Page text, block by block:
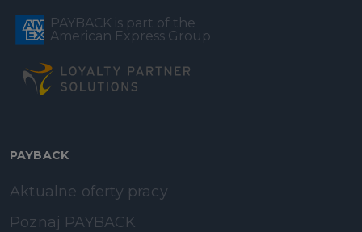
PAYBACK is part of the
American Express Group
PAYBACK
Aktualne oferty pracy
Poznaj PAYBACK